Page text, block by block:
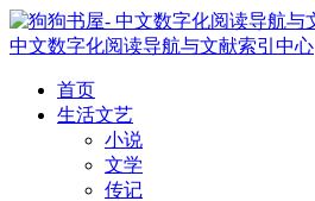
中文数字化阅读导航与文献索引中心
首页
生活文艺
小说
文学
传记